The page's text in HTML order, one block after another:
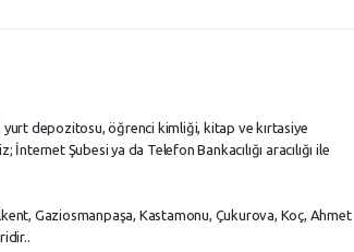
yurt depozitosu, öğrenci kimliği, kitap ve kırtasiye
Şubesi ya da Telefon Bankacılığı aracılığı ile
Gaziosmanpaşa, Kastamonu, Çukurova, Koç, Ahmet